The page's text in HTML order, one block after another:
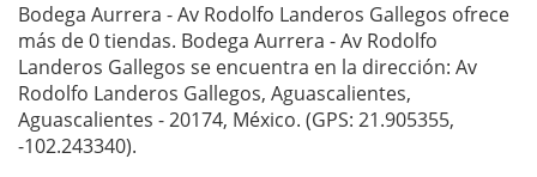
Bodega Aurrera - Av Rodolfo Landeros Gallegos ofrece
más de 0 tiendas. Bodega Aurrera - Av Rodolfo
Landeros Gallegos se encuentra en la dirección: Av
Rodolfo Landeros Gallegos, Aguascalientes,
Aguascalientes - 20174, México. (GPS: 21.905355,
-102.243340).